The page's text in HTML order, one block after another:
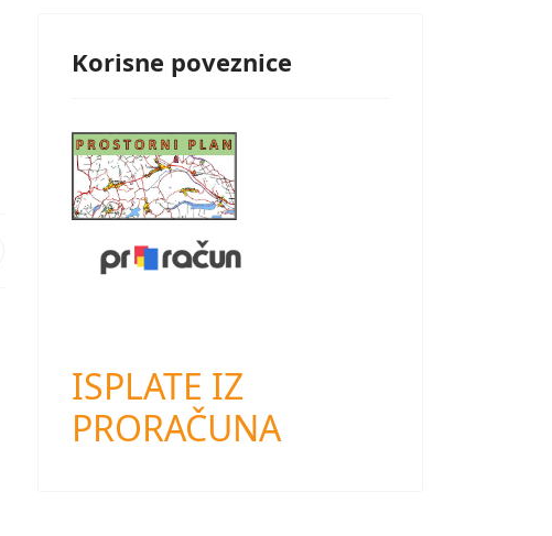
Korisne poveznice
ISPLATE IZ
PRORAČUNA